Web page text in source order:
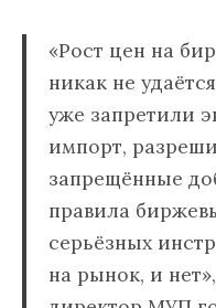
«Рост цен на
никак не
уже запретили
импорт,
запрещённые
правила
серьёзных
на рынок, и